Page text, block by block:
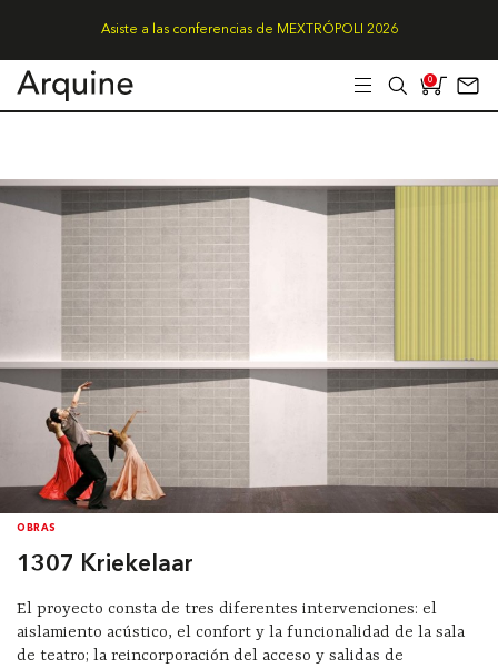
Asiste a las conferencias de MEXTRÓPOLI 2026
0
OBRAS
1307 Kriekelaar
El proyecto consta de tres diferentes intervenciones: el
aislamiento acústico, el confort y la funcionalidad de la sala
de teatro; la reincorporación del acceso y salidas de